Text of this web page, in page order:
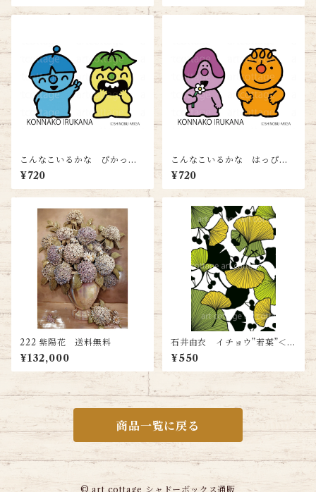
こんなこいるかな ぴかっと
＆げらら＜ハガキサイズ＞送
料無料
¥720
こんなこいるかな はっぴ＆
がんがん＜ハガキサイズ＞送
料無料
¥720
222 紫陽花 送料無料
¥132,000
石井由衣 イチョウ”若葉”＜ハ
ガキサイズ＞送料無料
¥550
商品一覧に戻る
© art cottage シャドーボックス通販